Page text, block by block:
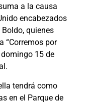
a la causa
encabezados
quienes
“Corremos por
domingo 15 de
tendrá como
en el Parque de